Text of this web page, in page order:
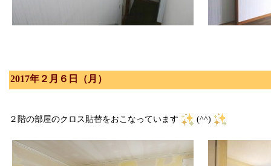
2017年２月６日（月）
２階の部屋のクロス貼替をおこなっています (^^)